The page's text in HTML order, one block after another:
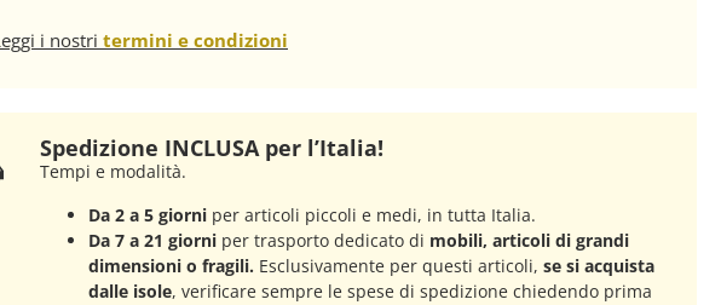
i nostri termini e condizioni
Spedizione INCLUSA per l’Italia!
Tempi e modalità.
Da 2 a 5 giorniper articoli piccoli e medi, in tutta Italia.
Da 7 a 21 giorniper trasporto dedicato di mobili, articoli di grandi
dimensioni o fragili. Esclusivamente per questi articoli, se si acquista
dalle isole, verificare sempre le spese di spedizione chiedendo prima